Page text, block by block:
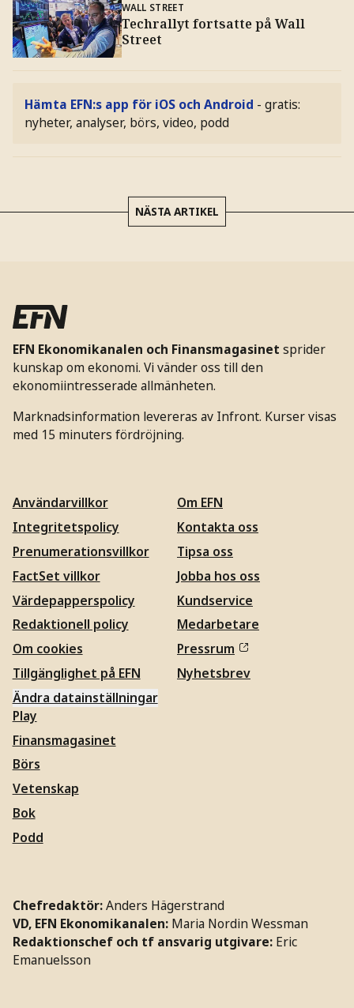
WALL STREET
Techrallyt fortsatte på Wall
Street
Hämta EFN:s app för iOS och Android - gratis:
nyheter, analyser, börs, video, podd
NÄSTA ARTIKEL
EFN Ekonomikanalen och Finansmagasinet sprider
kunskap om ekonomi. Vi vänder oss till den
ekonomiintresserade allmänheten.
Marknadsinformation levereras av Infront. Kurser visas
med 15 minuters fördröjning.
Användarvillkor
Integritetspolicy
Prenumerationsvillkor
FactSet villkor
Värdepapperspolicy
Redaktionell policy
Om cookies
Tillgänglighet på EFN
Ändra datainställningar
Om EFN
Kontakta oss
Tipsa oss
Jobba hos oss
Kundservice
Medarbetare
Pressrum
Nyhetsbrev
Play
Finansmagasinet
Börs
Vetenskap
Bok
Podd
Chefredaktör:Anders Hägerstrand
VD, EFN Ekonomikanalen: Maria Nordin Wessman
Redaktionschef och tf ansvarig utgivare: Eric
Emanuelsson